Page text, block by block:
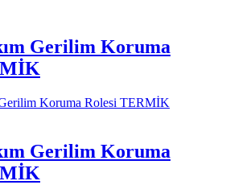
Gerilim Koruma
Gerilim Koruma